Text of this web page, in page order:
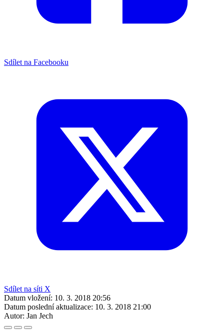
Sdílet na Facebooku
Sdílet na síti X
Datum vložení: 10. 3. 2018 20:56
Datum poslední aktualizace: 10. 3. 2018 21:00
Autor: Jan Jech